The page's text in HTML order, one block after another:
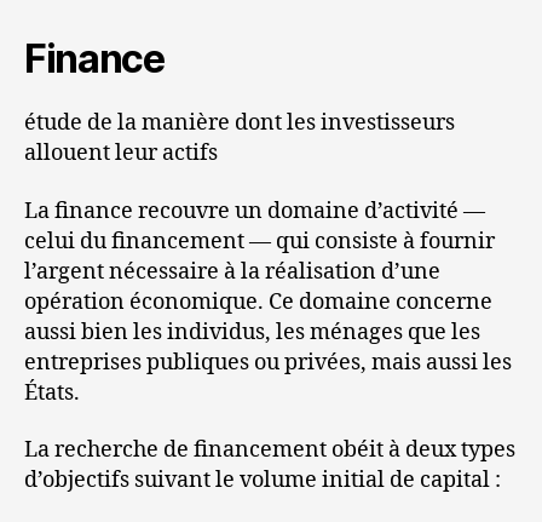
Finance
étude de la manière dont les investisseurs
allouent leur actifs
La finance recouvre un domaine d’activité —
celui du financement — qui consiste à fournir
l’argent nécessaire à la réalisation d’une
opération économique. Ce domaine concerne
aussi bien les individus, les ménages que les
entreprises publiques ou privées, mais aussi les
États.
La recherche de financement obéit à deux types
d’objectifs suivant le volume initial de capital :